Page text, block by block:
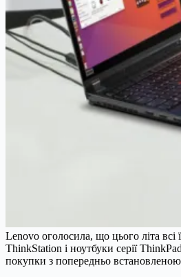
Lenovo оголосила, що цього літа всі
ThinkStation і ноутбуки серії
покупки з попередньо